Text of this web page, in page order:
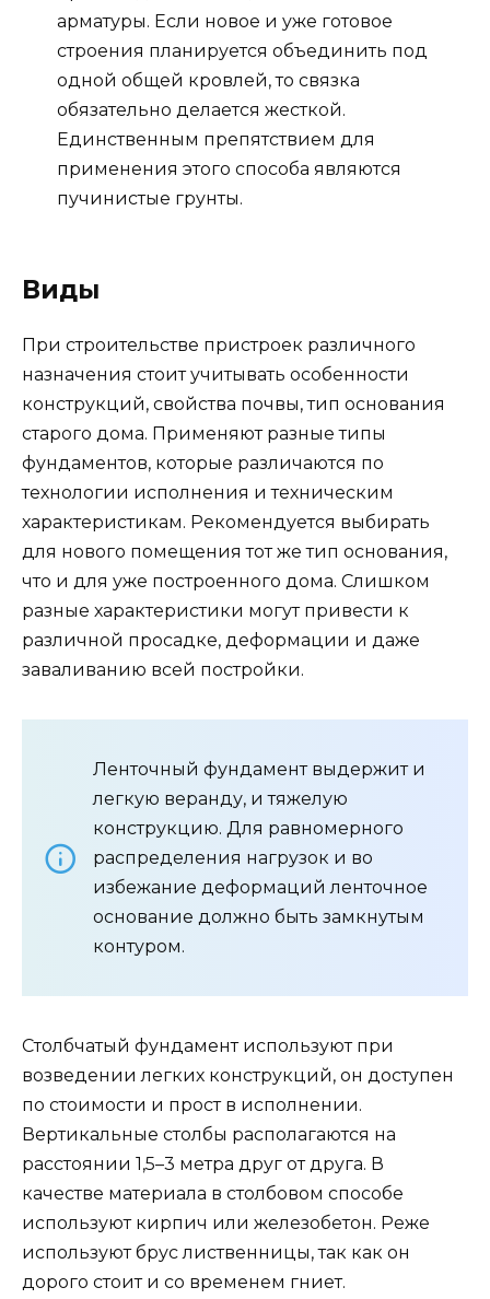
арматуры. Если новое и уже готовое
строения планируется объединить под
одной общей кровлей, то связка
обязательно делается жесткой.
Единственным препятствием для
применения этого способа являются
пучинистые грунты.
Виды
При строительстве пристроек различного
назначения стоит учитывать особенности
конструкций, свойства почвы, тип основания
старого дома. Применяют разные типы
фундаментов, которые различаются по
технологии исполнения и техническим
характеристикам. Рекомендуется выбирать
для нового помещения тот же тип основания,
что и для уже построенного дома. Слишком
разные характеристики могут привести к
различной просадке, деформации и даже
заваливанию всей постройки.
Ленточный фундамент выдержит и
легкую веранду, и тяжелую
конструкцию. Для равномерного
распределения нагрузок и во
избежание деформаций ленточное
основание должно быть замкнутым
контуром.
Столбчатый фундамент используют при
возведении легких конструкций, он доступен
по стоимости и прост в исполнении.
Вертикальные столбы располагаются на
расстоянии 1,5–3 метра друг от друга. В
качестве материала в столбовом способе
используют кирпич или железобетон. Реже
используют брус лиственницы, так как он
дорого стоит и со временем гниет.